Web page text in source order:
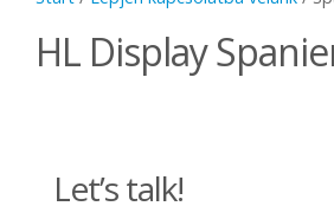
HL Display
Let’s talk!